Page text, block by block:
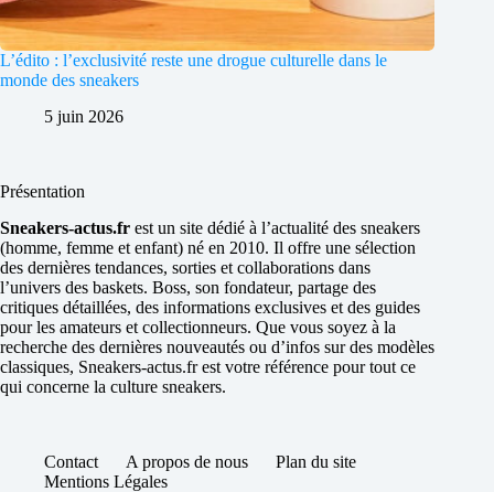
L’édito : l’exclusivité reste une drogue culturelle dans le
monde des sneakers
5 juin 2026
Présentation
Sneakers-actus.fr est un site dédié à l’actualité des sneakers
(homme, femme et enfant) né en 2010. Il offre une sélection
des dernières tendances, sorties et collaborations dans
l’univers des baskets. Boss, son fondateur, partage des
critiques détaillées, des informations exclusives et des guides
pour les amateurs et collectionneurs. Que vous soyez à la
recherche des dernières nouveautés ou d’infos sur des modèles
classiques, Sneakers-actus.fr est votre référence pour tout ce
qui concerne la culture sneakers.
Contact A propos de nous
Plan du site
Mentions Légales